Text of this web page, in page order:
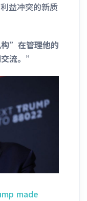
益冲突的新质
”在管理他的
流。”
made